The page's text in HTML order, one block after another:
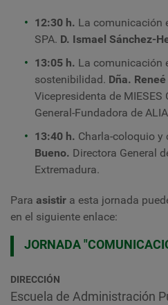
12:30 h. La comunicación
SPA. D. Ismael Sánchez-
13:05 h. La comunicación
sostenibilidad. Dña.
Vicepresidenta de MIESES
General-Fundadora de
13:40 h. Charla-coloquio y
Bueno. Directora General
Extremadura.
Para asistir a esta jornada
en el siguiente enlace:
JORNADA
DIRECCIÓN
Escuela de Administración